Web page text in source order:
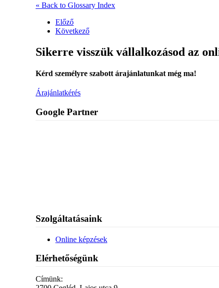
« Back to Glossary Index
Előző
Következő
Sikerre visszük vállalkozásod az
Kérd személyre szabott árajánlatunkat még ma!
Árajánlatkérés
Google Partner
Szolgáltatásaink
Online képzések
Elérhetőségünk
Címünk: